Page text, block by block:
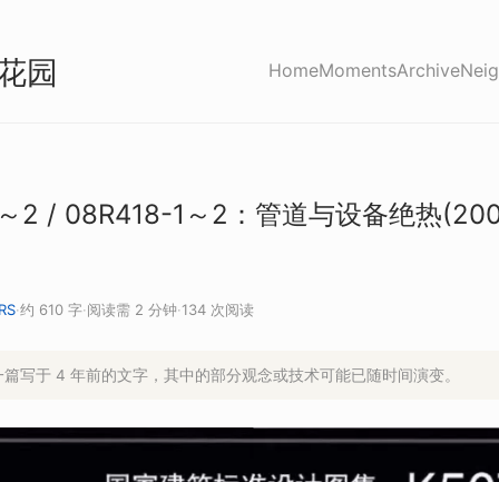
园 HomeMomentsArchive
2 / 08R418-1～2：管道与设备绝热
·约 610 字·阅读需 2 分钟·134 次阅读
写于 4 年前的文字，其中的部分观念或技术可能已随时间演变。